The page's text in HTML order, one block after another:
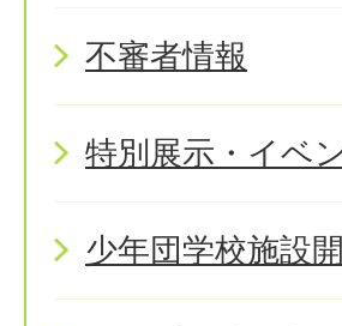
不審者情報
特別展示・イベ
少年団学校施設